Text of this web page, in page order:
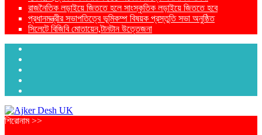
রাজনৈতিক লড়াইয়ে জিততে হলে সাংস্কৃতিক লড়াইয়ে জিততে হবে
প্রধানমন্ত্রীর সভাপতিত্বে ভূমিকম্প বিষয়ক প্রস্তুতি সভা অনুষ্ঠিত
সিলেটে বিজিবি মোতায়েন,টানটান উত্তেজনা
শিরোনাম >>